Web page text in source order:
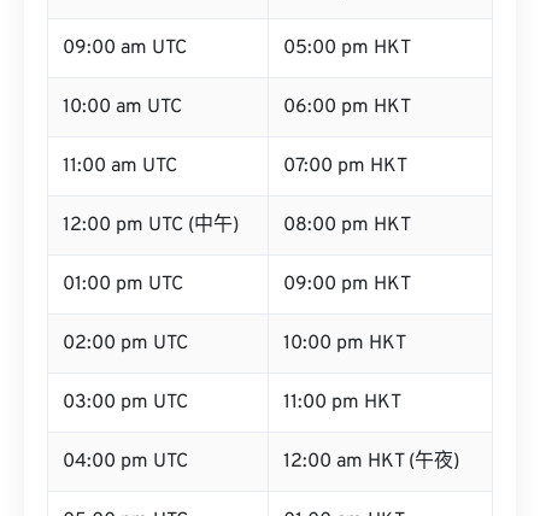
09:00 am UTC 05:00 pm HKT
10:00 am UTC 06:00 pm HKT
11:00 am UTC 07:00 pm HKT
12:00 pm UTC (中午) 08:00 pm HKT
01:00 pm UTC 09:00 pm HKT
02:00 pm UTC 10:00 pm HKT
03:00 pm UTC 11:00 pm HKT
04:00 pm UTC 12:00 am HKT (午夜)